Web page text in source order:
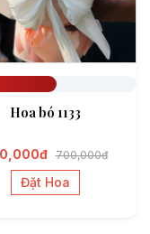
Hoa bó 1133
700,000đ
Đặt Hoa